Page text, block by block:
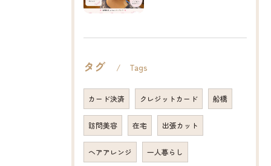
タグ Tags
カード決済 クレジットカード 船橋
訪問美容 在宅 出張カット
ヘアアレンジ 一人暮らし